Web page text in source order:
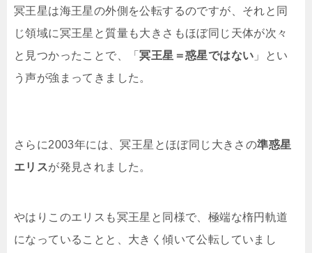
冥王星は海王星の外側を公転するのですが、それと同
じ領域に冥王星と質量も大きさもほぼ同じ天体が次々
と見つかったことで、「冥王星＝惑星ではない 」とい
う声が強まってきました。
さらに2003年には、冥王星とほぼ同じ大きさの準惑星
エリスが発見されました。
やはりこのエリスも冥王星と同様で、極端な楕円軌道
になっていることと、大きく傾いて公転していまし